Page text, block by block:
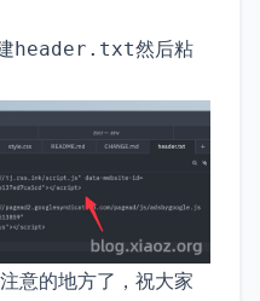
header.txt然后粘
意的地方了，祝大家